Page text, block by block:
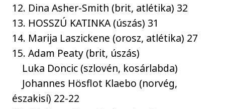
12. Dina Asher-Smith (brit, atlétika) 32
13. HOSSZÚ KATINKA (úszás) 31
14. Marija Laszickene (orosz, atlétika) 27
15. Adam Peaty (brit, úszás)
Luka Doncic (szlovén, kosárlabda)
Johannes Hösflot Klaebo (norvég,
északisí) 22-22